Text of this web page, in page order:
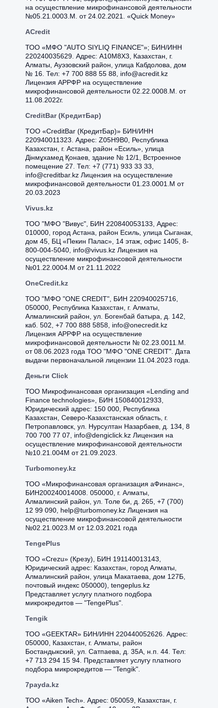
на осуществление микрофинансовой деятельности
№05.21.0003.М. от 24.02.2021. «Quick Money»
ACredit
ТОО «МФО "AUTO SIYLIQ FINANCE"»; БИН/ИНН
220240035629. Адрес: A10M8X3, Казахстан, г.
Алматы, Ауэзовский район, улица Кабдолова, дом
№ 16. Тел: +7 700 888 55 88, info@acredit.kz
Лицензия АРРФР на осуществление
микрофинансовой деятельности 02.22.0008.М. от
11.08.2022г.
CreditBar (КредитБар)
TOO «CreditBar (КредитБар)» БИН/ИНН
220940011323. Адрес: Z05H9B0, Республика
Казахстан, г. Астана, район «Есиль», улица
Дінмұхамед Қонаев, здание № 12/1, Встроенное
помещение 27. Тел: +7 (771) 933 33 33,
info@creditbar.kz Лицензия на осуществление
микрофинансовой деятельности 01.23.0001.M от
20.03.2023
Vivus.kz
ТОО "МФО "Вивус", БИН 220840053133, Адрес:
010000, город Астана, район Есиль, улица Сыганак,
дом 45, БЦ «Пекин Палас», 14 этаж, офис 1405, 8-
800-004-5040, info@vivus.kz Лицензия на
осуществление микрофинансовой деятельности
№01.22.0004.M от 21.11.2022
OneCredit.kz
ТОО "МФО "ONE CREDIT", БИН 220940025716,
050000, Pecпубликa Кaзaxcтaн, г. Aлмaты,
Aлмaлинcкий paйoн, ул. Бoгeнбaй бaтыpa, д. 142,
кaб. 502, +7 700 888 5858, info@onecredit.kz
Лицензия АРРФР на осуществление
микрофинансовой деятельности № 02.23.0011.M.
от 08.06.2023 года ТОО "МФО "ONE CREDIT". Дата
выдачи первоначальной лицензии 11.04.2023 года.
Деньги Click
ТОО Микрофинансовая организация «Lending and
Finance technologies», БИН 150840012933,
Юридический адрес: 150 000, Республика
Казахстан, Северо-Казахстанская область, г.
Петропавловск, ул. Нурсултан Назарбаев, д. 134, 8
700 700 77 07, info@dengiclick.kz Лицензия на
осуществление микрофинансовой деятельности
№10.21.004М от 21.09.2023.
Turbomoney.kz
ТОО «Микрофинансовая организация аФинанс»,
БИН200240014008. 050000, г. Алматы,
Алмалинский район, ул. Толе би, д. 265, +7 (700)
12 99 090, help@turbomoney.kz Лицензия на
осуществление микрофинансовой деятельности
№02.21.0023.M от 12.03.2021 года
TengePlus
ТОО «Crezu» (Крезу), БИН 191140013143,
Юридический адрес: Казахстан, город Алматы,
Алмалинский район, улица Макатаева, дом 127Б,
почтовый индекс 050000), tengeplus.kz
Представляет услугу платного подбора
микрокредитов — "TengePlus".
Tengik
ТОО «GEEKTAR» БИН/ИНН 220440052626. Адрес:
050000, Казахстан, г. Алматы, район
Бостандыкский, ул. Сатпаева, д. 35А, н.п. 44. Тел:
+7 713 294 15 94. Представляет услугу платного
подбора микрокредитов — "Tengik".
7payda.kz
ТОО «Aiken Tech». Адрес: 050059, Казахстан, г.